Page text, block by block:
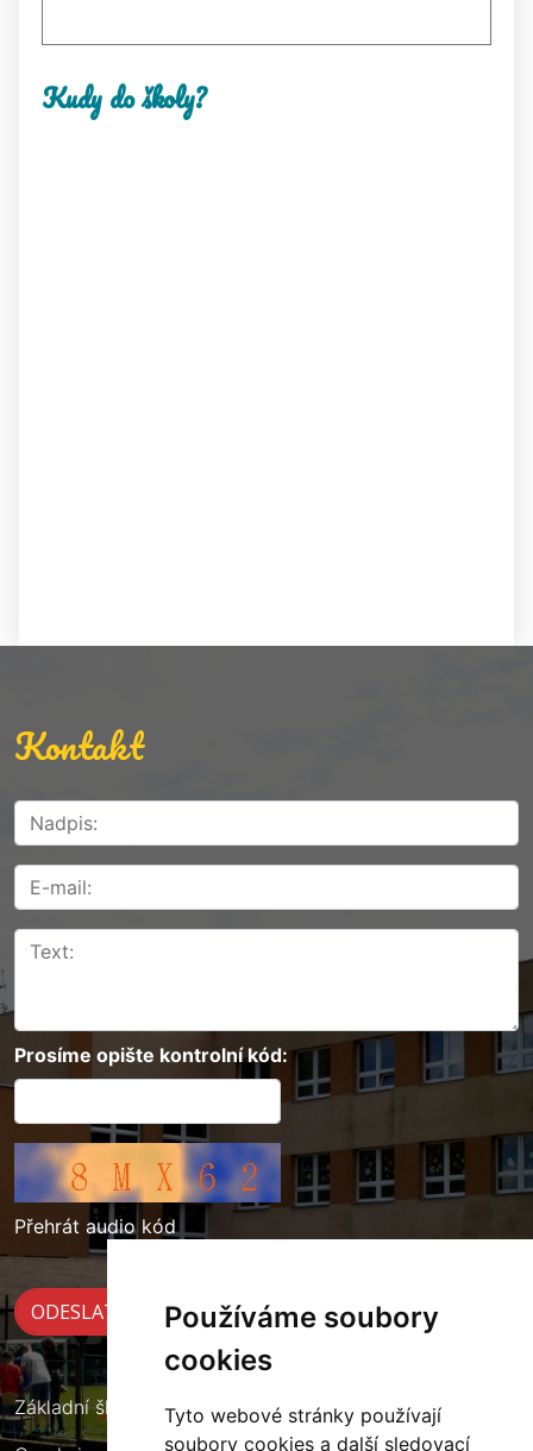
Používáme soubory
cookies
Tyto webové stránky používají
soubory cookies a další sledovací
Kudy do školy?
Kontakt
Prosíme opište kontrolní kód:
Přehrát audio kód
Základní škola Cerekvice nad Loučnou